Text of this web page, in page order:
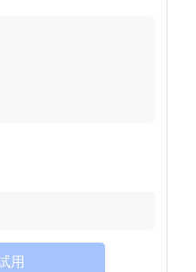
用